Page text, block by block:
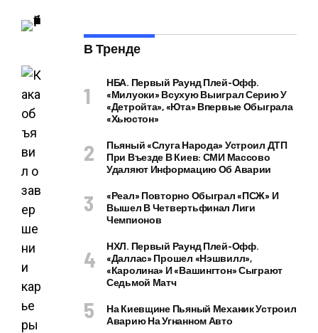
В Тренде
НБА. Первый Раунд Плей-Офф.
«Милуоки» Всухую Выиграл Серию У
«Детройта», «Юта» Впервые Обыграла
«Хьюстон»
Пьяный «слуга Народа» Устроил ДТП
При Въезде В Киев: СМИ Массово
Удаляют Информацию Об Аварии
«Реал» Повторно Обыграл «ПСЖ» И
Вышел В Четвертьфинал Лиги
Чемпионов
НХЛ. Первый Раунд Плей-Офф.
«Даллас» Прошел «Нэшвилл»,
«Каролина» И «Вашингтон» Сыграют
Седьмой Матч
На Киевщине Пьяный Механик Устроил
Аварию На Угнанном Авто